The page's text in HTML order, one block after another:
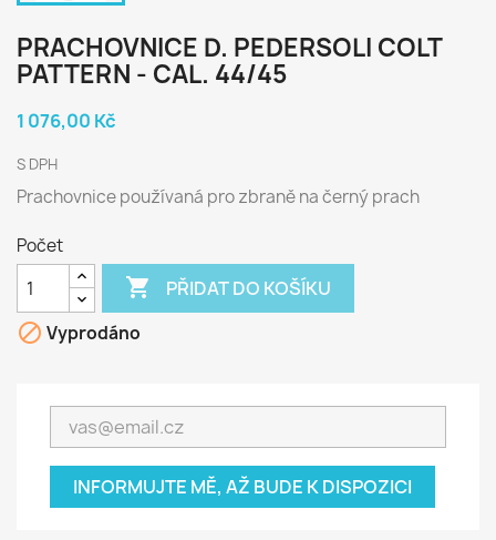
PRACHOVNICE D. PEDERSOLI COLT
PATTERN - CAL. 44/45
1 076,00 Kč
S DPH
Prachovnice používaná pro zbraně na černý prach
Počet
 PŘIDAT DO KOŠÍKU
 Vyprodáno
INFORMUJTE MĚ, AŽ BUDE K DISPOZICI